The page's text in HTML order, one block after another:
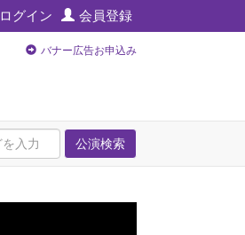
ログイン 会員登録
バナー広告お申込み
公演検索